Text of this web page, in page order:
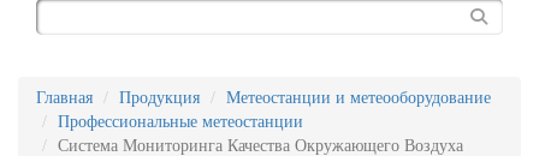
Главная Продукция
Метеостанции и метеооборудование
Профессиональные метеостанции
Система Мониторинга Качества Окружающего Воздуха